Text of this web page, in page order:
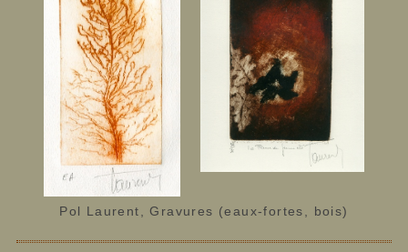
Pol Laurent, Gravures (eaux-fortes, bois)